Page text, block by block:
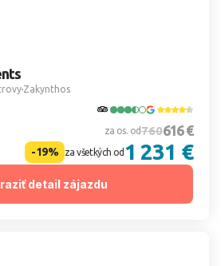
Zakynthos
za os. od760616 €
-19% za všetkých od 1 231 €
detail zájazdu